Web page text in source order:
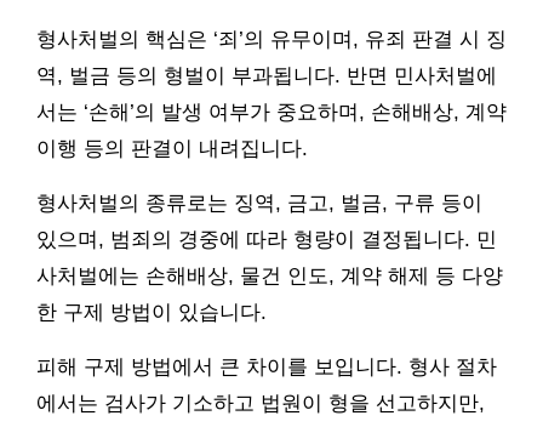
형사처벌의 핵심은 ‘죄’의 유무이며, 유죄 판결 시 징
역, 벌금 등의 형벌이 부과됩니다. 반면 민사처벌에
서는 ‘손해’의 발생 여부가 중요하며, 손해배상, 계약
이행 등의 판결이 내려집니다.
형사처벌의 종류로는 징역, 금고, 벌금, 구류 등이
있으며, 범죄의 경중에 따라 형량이 결정됩니다. 민
사처벌에는 손해배상, 물건 인도, 계약 해제 등 다양
한 구제 방법이 있습니다.
피해 구제 방법에서 큰 차이를 보입니다. 형사 절차
에서는 검사가 기소하고 법원이 형을 선고하지만,